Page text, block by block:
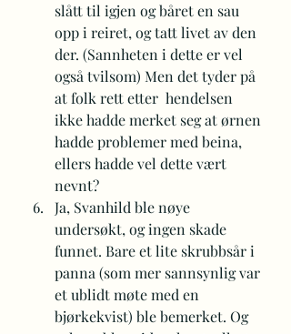
slått til igjen og båret en sau
opp i reiret, og tatt livet av den
der. (Sannheten i dette er vel
også tvilsom) Men det tyder på
at folk rett etter  hendelsen
ikke hadde merket seg at ørnen
hadde problemer med beina,
ellers hadde vel dette vært
nevnt?
Ja, Svanhild ble nøye
undersøkt, og ingen skade
funnet. Bare et lite skrubbsår i
panna (som mer sannsynlig var
et ublidt møte med en
bjørkekvist) ble bemerket. Og